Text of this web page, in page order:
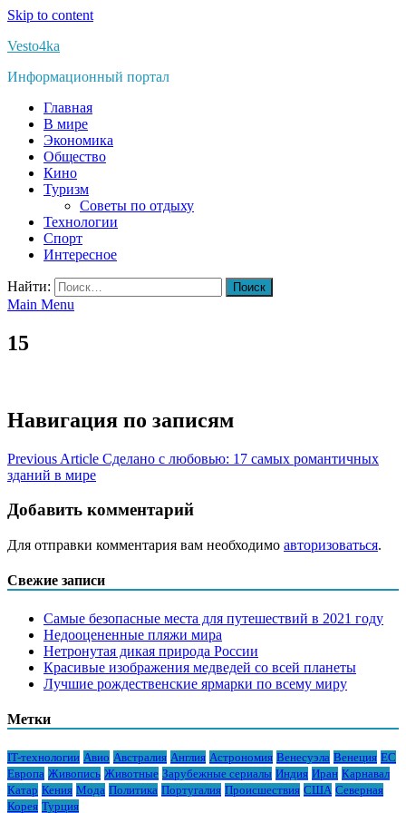
Skip to content
Vesto4ka
Информационный портал
Главная
В мире
Экономика
Общество
Кино
Туризм
Советы по отдыху
Технологии
Спорт
Интересное
Найти:
Main Menu
15
Навигация по записям
Previous Article Сделано с любовью: 17 самых романтичных
зданий в мире
Добавить комментарий
Для отправки комментария вам необходимо авторизоваться.
Свежие записи
Самые безопасные места для путешествий в 2021 году
Недооцененные пляжи мира
Нетронутая дикая природа России
Красивые изображения медведей со всей планеты
Лучшие рождественские ярмарки по всему миру
Метки
IT-технологии Авио Австралия Англия Астрономия Венесуэла Венеция ЕС
Европа Живопись Животные Зарубежные сериалы Индия Иран Карнавал
Катар Кения Мода Политика Португалия Происшествия США Северная
Корея Турция